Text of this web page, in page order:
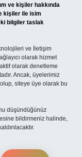
ve kişiler hakkında
kişiler ile isim
bilgiler taslak
ve İletişim
olarak hizmet
olarak denetleme
Ancak, üyelerimiz
siteye üye olarak bu
düşündüğünüz
bildirmeniz halinde,